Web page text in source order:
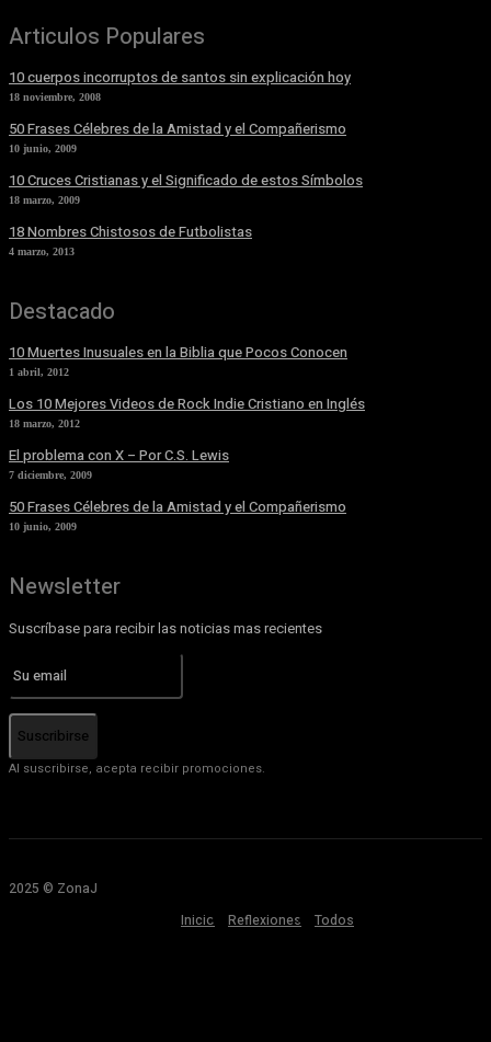
Articulos Populares
10 cuerpos incorruptos de santos sin explicación hoy
18 noviembre, 2008
50 Frases Célebres de la Amistad y el Compañerismo
10 junio, 2009
10 Cruces Cristianas y el Significado de estos Símbolos
18 marzo, 2009
18 Nombres Chistosos de Futbolistas
4 marzo, 2013
Destacado
10 Muertes Inusuales en la Biblia que Pocos Conocen
1 abril, 2012
Los 10 Mejores Videos de Rock Indie Cristiano en Inglés
18 marzo, 2012
El problema con X – Por C.S. Lewis
7 diciembre, 2009
50 Frases Célebres de la Amistad y el Compañerismo
10 junio, 2009
Newsletter
Suscríbase para recibir las noticias mas recientes
Suscribirse
Al suscribirse, acepta recibir promociones.
2025 © ZonaJ
Inicio
Reflexiones Todos